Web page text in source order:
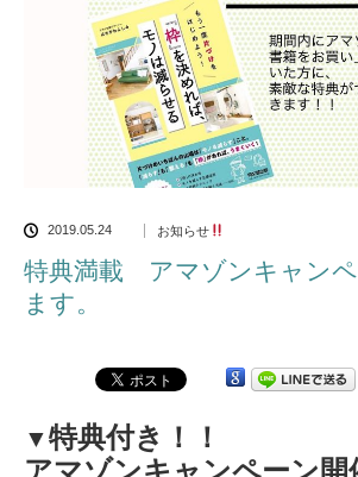
2019.05.24 お知らせ
特典満載 アマゾンキャンペ
ます。
▼特典付き！！
アマゾンキャンペーン開